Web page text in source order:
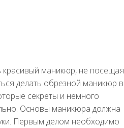
красивый маникюр, не посещая
делать обрезной маникюр в
секреты и немного
Основы маникюра должна
Первым делом необходимо